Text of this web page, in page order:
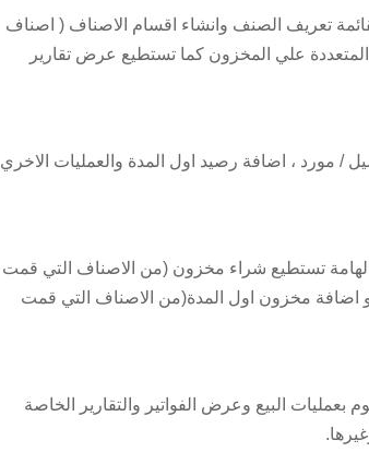
تعريف الصنف وانشاء اقسام الاصناف ( اصناف
المتعددة علي المخزون كما تستطيع عرض تقارير
/ مورد ، اضافة رصيد اول المدة والعمليات الاخري
الهامة تستطيع شراء مخزون (من الاصناف التي قمت
اضافة مخزون اول المدة(من الاصناف التي قمت
بعمليات البيع وعرض الفواتير والتقارير الخاصة